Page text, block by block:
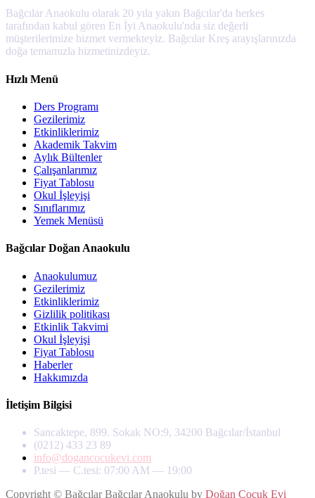
Bağcılar Anaokulu olarak 20 yıla yakın Bağcılar'da herkes
tarafından kabul gören En İyi Anaokulu'nda siz değerli
müşterilerimize hizmet vermekteyiz. Bağcılar Kreş arayışlarınızda
doğa temamızla hizmetinizdeyiz.
Hızlı Menü
Ders Programı
Gezilerimiz
Etkinliklerimiz
Akademik Takvim
Aylık Bültenler
Çalışanlarımız
Fiyat Tablosu
Okul İşleyişi
Sınıflarımız
Yemek Menüsü
Bağcılar Doğan Anaokulu
Anaokulumuz
Gezilerimiz
Etkinliklerimiz
Gizlilik politikası
Etkinlik Takvimi
Okul İşleyişi
Fiyat Tablosu
Haberler
Hakkımızda
İletişim Bilgisi
Sancaktepe, 899. Sokak NO:9, 34200 Bağcılar/İstanbul
(0212) 433 23 89
info@dogancocukevi.com
P.tesi — C.tesi: 07:00 AM — 19:00
Copyright © Bağcılar Bağcılar Anaokulu by Doğan Çocuk Evi